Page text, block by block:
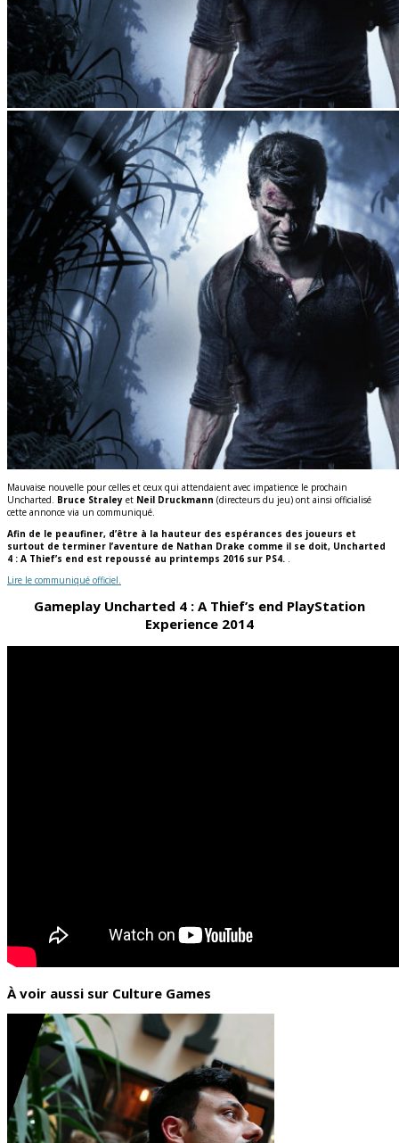
Mauvaise nouvelle pour celles et ceux qui attendaient avec impatience le prochain
Uncharted. Bruce Straley et Neil Druckmann (directeurs du jeu) ont ainsi officialisé
cette annonce via un communiqué.
Afin de le peaufiner, d’être à la hauteur des espérances des joueurs et
surtout de terminer l’aventure de Nathan Drake comme il se doit, Uncharted
4 : A Thief’s end est repoussé au printemps 2016 sur PS4. .
Lire le communiqué officiel.
Gameplay Uncharted 4 : A Thief’s end PlayStation
Experience 2014
À voir aussi sur Culture Games